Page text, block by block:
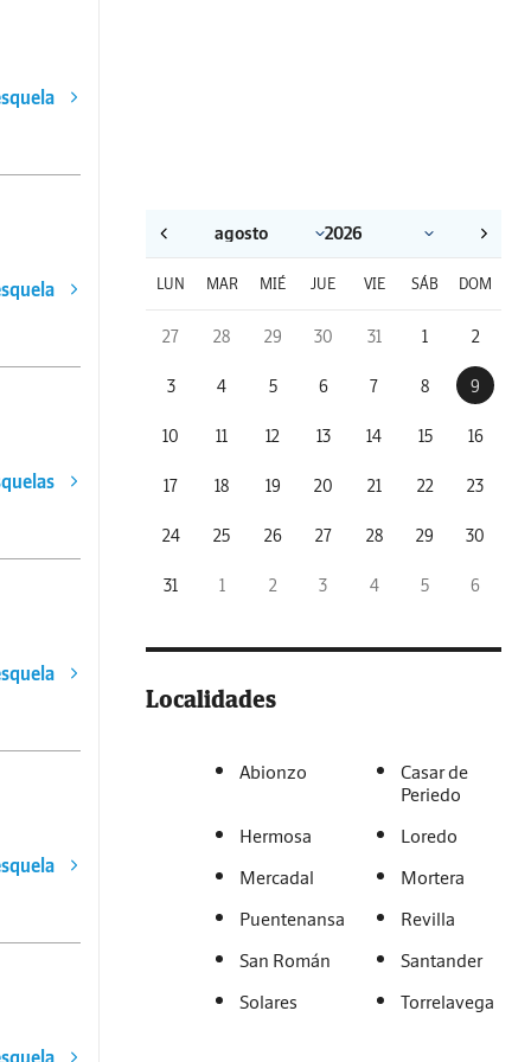
LUN MAR MIÉ JUE VIE SÁB DOM
27 28 29 30 31 1 2
3 4 5 6 7 8 9
10 11 12 13 14 15 16
17 18 19 20 21 22 23
24 25 26 27 28 29 30
31 1 2 3 4 5 6
Localidades
Abionzo
Casar de
Periedo
Hermosa
Loredo
Mercadal
Mortera
Puentenansa
Revilla
San Román
Santander
Solares
Torrelavega